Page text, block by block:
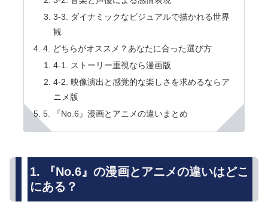
3-3. ダイナミックなビジュアルで描かれる世界
観
4. どちらがオススメ？あなたに合った選び方
4-1. ストーリー重視なら漫画版
4-2. 映像演出と感覚的な楽しさを求めるならア
ニメ版
5. 『No.6』漫画とアニメの違いまとめ
1. 『No.6』の漫画とアニメの違いはどこ
にある？